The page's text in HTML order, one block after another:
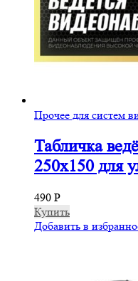
Прочее для систем
Табличка
250х150 для
490 Р
Купить
Добавить в